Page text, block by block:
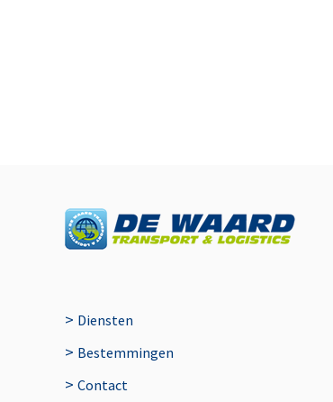
> Diensten
> Bestemmingen
> Contact